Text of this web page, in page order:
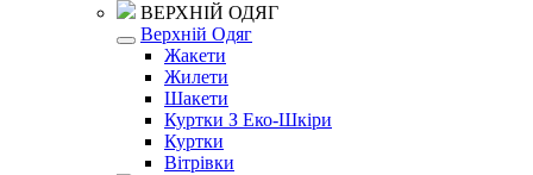
ВЕРХНІЙ ОДЯГ
Верхній Одяг
Жакети
Жилети
Шакети
Куртки З Еко-Шкіри
Куртки
Вітрівки